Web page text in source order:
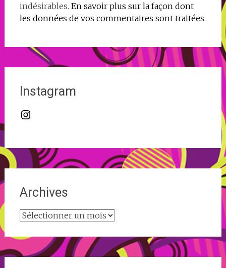
indésirables. En savoir plus sur la façon dont
les données de vos commentaires sont traitées.
Instagram
Instagram
Archives
Archives